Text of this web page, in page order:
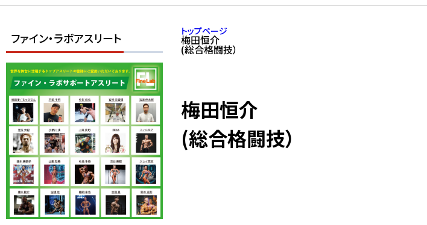
トップページ
梅田恒介
(総合格闘技）
梅田恒介
(総合格闘技）
ファイン・ラボアスリート